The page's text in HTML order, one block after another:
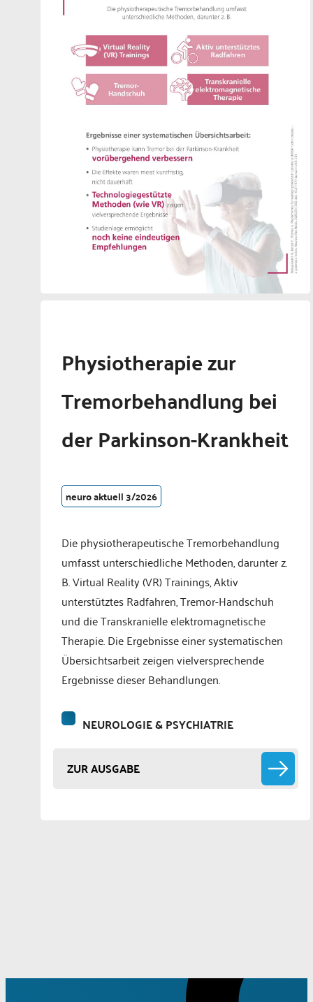
Physiotherapie zur
Tremorbehandlung bei
der Parkinson-Krankheit
neuro aktuell 3/2026
Die physiotherapeutische Tremorbehandlung
umfasst unterschiedliche Methoden, darunter z.
B. Virtual Reality (VR) Trainings, Aktiv
unterstütztes Radfahren, Tremor-Handschuh
und die Transkranielle elektromagnetische
Therapie. Die Ergebnisse einer systematischen
Übersichtsarbeit zeigen vielversprechende
Ergebnisse dieser Behandlungen.
NEUROLOGIE & PSYCHIATRIE
ZUR AUSGABE